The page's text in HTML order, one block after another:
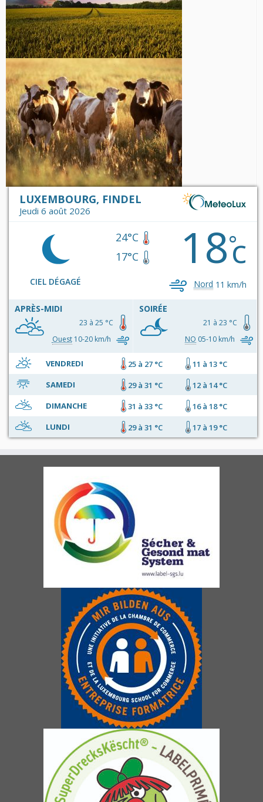
LUXEMBOURG, FINDEL
Jeudi 6 août 2026
CIEL DÉGAGÉ
24°C
17°C
18°c
Nord 11 km/h
APRÈS-MIDI
23 à 25 °C
Ouest10-20 km/h
SOIRÉE
21 à 23 °C
NO 05-10 km/h
VENDREDI 25 à 27 °C
11 à 13 °C
SAMEDI
29 à 31 °C
12 à 14 °C
DIMANCHE
31 à 33 °C
16 à 18 °C
LUNDI
29 à 31 °C 17 à 19 °C